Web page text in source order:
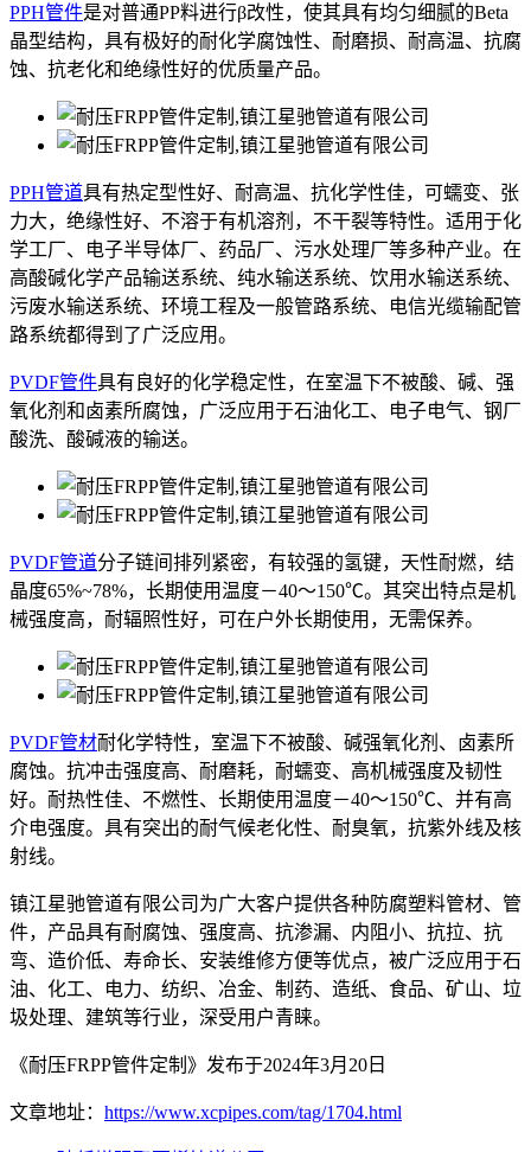
PPH管件是对普通PP料进行β改性，使其具有均匀细腻的Beta
晶型结构，具有极好的耐化学腐蚀性、耐磨损、耐高温、抗腐
蚀、抗老化和绝缘性好的优质量产品。
PPH管道具有热定型性好、耐高温、抗化学性佳，可蠕变、张
力大，绝缘性好、不溶于有机溶剂，不干裂等特性。适用于化
学工厂、电子半导体厂、药品厂、污水处理厂等多种产业。在
高酸碱化学产品输送系统、纯水输送系统、饮用水输送系统、
污废水输送系统、环境工程及一般管路系统、电信光缆输配管
路系统都得到了广泛应用。
PVDF管件具有良好的化学稳定性，在室温下不被酸、碱、强
氧化剂和卤素所腐蚀，广泛应用于石油化工、电子电气、钢厂
酸洗、酸碱液的输送。
PVDF管道分子链间排列紧密，有较强的氢键，天性耐燃，结
晶度65%~78%，长期使用温度－40～150℃。其突出特点是机
械强度高，耐辐照性好，可在户外长期使用，无需保养。
PVDF管材耐化学特性，室温下不被酸、碱强氧化剂、卤素所
腐蚀。抗冲击强度高、耐磨耗，耐蠕变、高机械强度及韧性
好。耐热性佳、不燃性、长期使用温度－40～150℃、并有高
介电强度。具有突出的耐气候老化性、耐臭氧，抗紫外线及核
射线。
镇江星驰管道有限公司为广大客户提供各种防腐塑料管材、管
件，产品具有耐腐蚀、强度高、抗渗漏、内阻小、抗拉、抗
弯、造价低、寿命长、安装维修方便等优点，被广泛应用于石
油、化工、电力、纺织、冶金、制药、造纸、食品、矿山、垃
圾处理、建筑等行业，深受用户青睐。
《耐压FRPP管件定制》发布于2024年3月20日
文章地址： https://www.xcpipes.com/tag/1704.html